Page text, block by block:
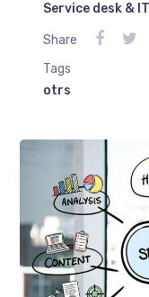
Service desk &
Share
Tags
otrs